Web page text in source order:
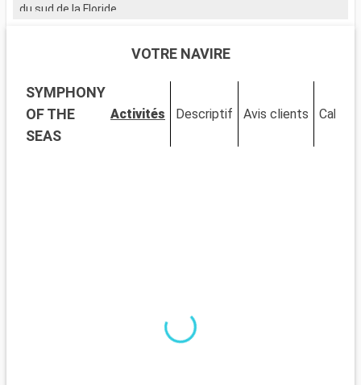
du sud de la Floride.
Fort Lauderdale est réputée pour ses plages de sable et ses
galeries d'art et restaurants, offre une expérience de
shopping et de détente unique. Le Musée de Bonnet House se
distingue par son architecture singulière et ses jardins
tropicaux. La ville est également idéale pour les activités
ses plages et son quartier Art Déco. Pour une ambiance plus
calme, Pompano Beach et Hollywood Beach sont des choix
charmants avec leurs plages tranquilles et leur atmosphère
VOTRE NAVIRE
SYMPHONY
OF THE
SEAS
Activités Descriptif Avis clients